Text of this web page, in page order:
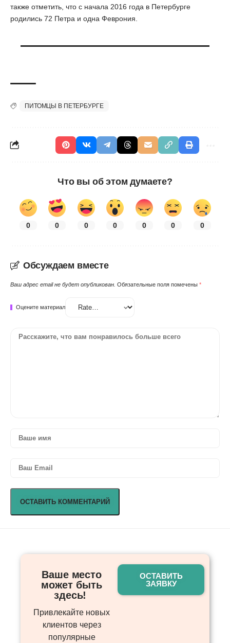
также отметить, что с начала 2016 года в Петербурге
родились 72 Петра и одна Феврония.
ПИТОМЦЫ В ПЕТЕРБУРГЕ
Что вы об этом думаете?
0 0 0 0 0 0 0
Обсуждаем вместе
Ваш адрес email не будет опубликован. Обязательные поля помечены *
Оцените материал
Ваше место
может быть
здесь! ​
Привлекайте новых
клиентов через
популярные
ОСТАВИТЬ
ЗАЯВКУ